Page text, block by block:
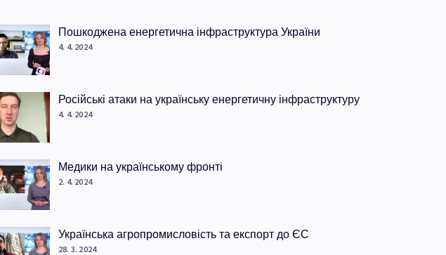
Пошкоджена енергетична інфраструктура України
4. 4. 2024
Російські атаки на українську енергетичну інфраструктуру
4. 4. 2024
Медики на українському фронті
2. 4. 2024
Українська агропромисловість та експорт до ЄС
28. 3. 2024